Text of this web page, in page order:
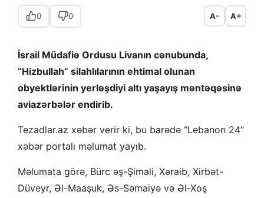
0 0 A- A+
İsrail Müdafiə Ordusu Livanın cənubunda,
“Hizbullah” silahlılarının ehtimal olunan
obyektlərinin yerləşdiyi altı yaşayış məntəqəsinə
aviazərbələr endirib.
Tezadlar.az xəbər verir ki, bu barədə “Lebanon 24”
xəbər portalı məlumat yayıb.
Məlumata görə, Bürc əş-Şimali, Xəraib, Xirbət-
Düveyr, Əl-Maaşuk, Əs-Səmaiyə və Əl-Xoş